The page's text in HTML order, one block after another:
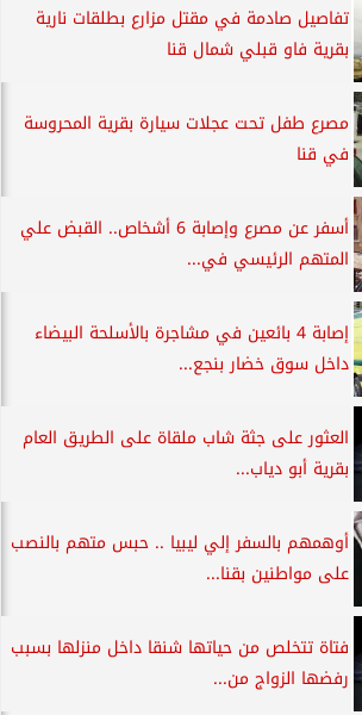
تفاصيل صادمة في مقتل مزارع بطلقات نارية
بقرية فاو قبلي شمال قنا
مصرع طفل تحت عجلات سيارة بقرية المحروسة
في قنا
أسفر عن مصرع وإصابة 6 أشخاص.. القبض علي
المتهم الرئيسي في...
إصابة 4 بائعين في مشاجرة بالأسلحة البيضاء
داخل سوق خضار بنجع...
العثور على جثة شاب ملقاة على الطريق العام
بقرية أبو دياب...
أوهمهم بالسفر إلي ليبيا .. حبس متهم بالنصب
على مواطنين بقنا...
فتاة تتخلص من حياتها شنقا داخل منزلها بسبب
رفضها الزواج من...